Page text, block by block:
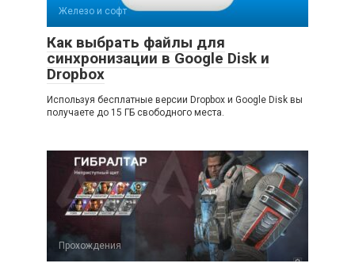
Железо и софт
Как выбрать файлы для
синхронизации в Google Disk и
Dropbox
Используя бесплатные версии Dropbox и Google Disk вы
получаете до 15 ГБ свободного места.
Прохождения